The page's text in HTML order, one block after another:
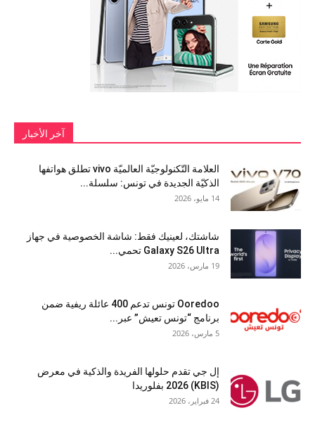
آخر الأخبار
العلامة التّكنولوجيّة العالميّة vivo تطلق هواتفها
الذكيّة الجديدة في تونس: سلسلة...
14 مايو، 2026
شاشتك، لعينيك فقط: شاشة الخصوصية في جهاز
Galaxy S26 Ultra تحمي...
19 مارس، 2026
Ooredoo تونس تدعم 400 عائلة ريفية ضمن
برنامج “تونس تعيش” عبر...
5 مارس، 2026
إل جي تقدم حلولها الفريدة والذكية في معرض
(KBIS) 2026 بفلوريدا
24 فبراير، 2026